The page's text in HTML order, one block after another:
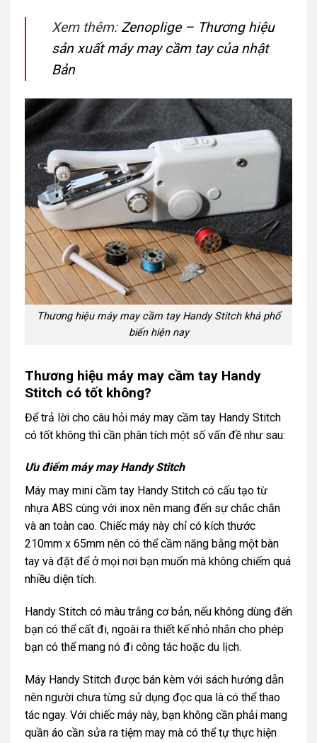
Xem thêm: Zenoplige – Thương hiệu
sản xuất máy may cầm tay của nhật
Bản
Thương hiệu máy may cầm tay Handy Stitch khá phổ
biến hiện nay
Thương hiệu máy may cầm tay Handy
Stitch có tốt không?
Để trả lời cho câu hỏi máy may cầm tay Handy Stitch
có tốt không thì cần phân tích một số vấn đề như sau:
Ưu điểm máy may Handy Stitch
Máy may mini cầm tay Handy Stitch có cấu tạo từ
nhựa ABS cùng với inox nên mang đến sự chắc chắn
và an toàn cao. Chiếc máy này chỉ có kích thước
210mm x 65mm nên có thể cầm năng bằng một bàn
tay và đặt để ở mọi nơi bạn muốn mà không chiếm quá
nhiều diện tích.
Handy Stitch có màu trắng cơ bản, nếu không dùng đến
bạn có thể cất đi, ngoài ra thiết kế nhỏ nhắn cho phép
bạn có thể mang nó đi công tác hoặc du lịch.
Máy Handy Stitch được bán kèm với sách hướng dẫn
nên người chưa từng sử dụng đọc qua là có thể thao
tác ngay. Với chiếc máy này, bạn không cần phải mang
quần áo cần sửa ra tiệm may mà có thể tự thực hiện